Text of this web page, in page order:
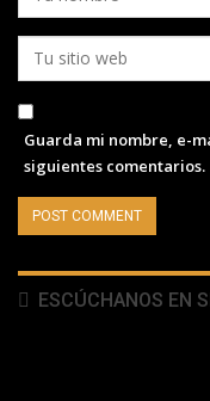
Guarda mi nombre, e-
siguientes comentarios.
ESCÚCHANOS EN